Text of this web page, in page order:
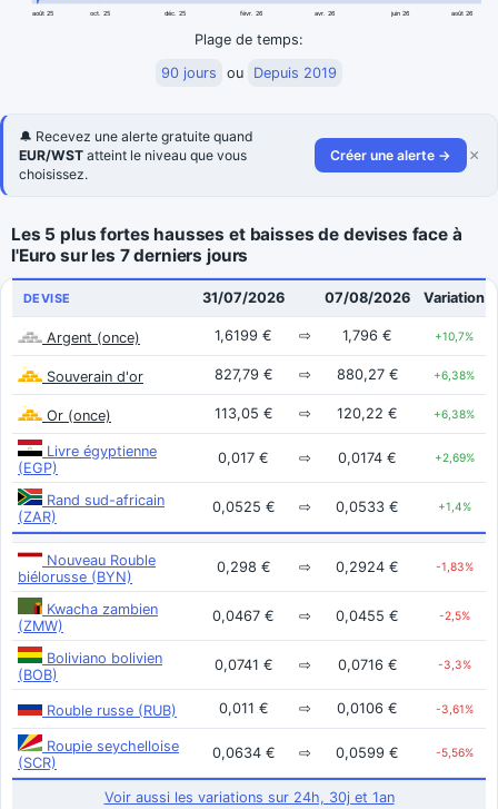
août 25 oct. 25 déc. 25 févr. 26 avr. 26 juin 26 août 26
Plage de temps:
90 jours
ou Depuis 2019
🔔 Recevez une alerte gratuite quand
EUR/WST atteint le niveau que vous
choisissez.
Créer une alerte → ×
Les 5 plus fortes hausses et baisses de devises face à
l'Euro sur les 7 derniers jours
DEVISE 31/07/2026 07/08/2026 Variation
Argent (once) 1,6199 € ⇨ 1,796 € +10,7%
Souverain d'or 827,79 € ⇨ 880,27 € +6,38%
Or (once) 113,05 € ⇨ 120,22 € +6,38%
Livre égyptienne
(EGP)
0,017 € ⇨ 0,0174 € +2,69%
Rand sud-africain
(ZAR)
0,0525 € ⇨ 0,0533 € +1,4%
Nouveau Rouble
biélorusse (BYN)
0,298 € ⇨ 0,2924 € -1,83%
Kwacha zambien
(ZMW)
0,0467 € ⇨ 0,0455 € -2,5%
Boliviano bolivien
(BOB)
0,0741 € ⇨ 0,0716 € -3,3%
Rouble russe (RUB) 0,011 € ⇨ 0,0106 € -3,61%
Roupie seychelloise
(SCR)
0,0634 € ⇨ 0,0599 € -5,56%
Voir aussi les variations sur 24h, 30j et 1an